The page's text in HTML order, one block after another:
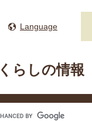
Language
くらしの情報